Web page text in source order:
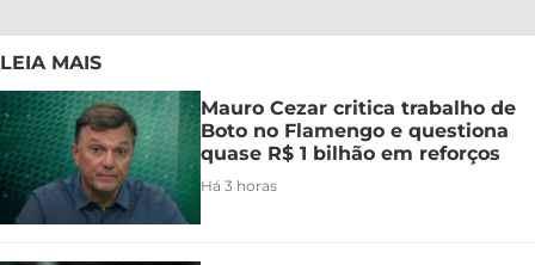
LEIA MAIS
Mauro Cezar critica trabalho de
Boto no Flamengo e questiona
quase R$ 1 bilhão em reforços
Há 3 horas